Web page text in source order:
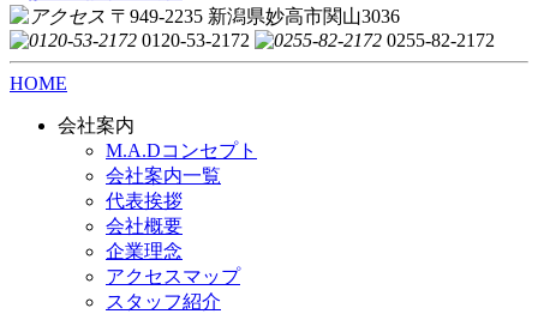
〒949-2235 新潟県妙高市関山3036
0120-53-2172
0255-82-2172
HOME
会社案内
M.A.Dコンセプト
会社案内一覧
代表挨拶
会社概要
企業理念
アクセスマップ
スタッフ紹介